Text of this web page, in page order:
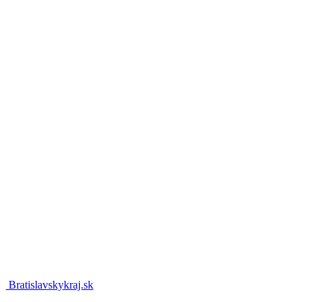
Bratislavskykraj.sk